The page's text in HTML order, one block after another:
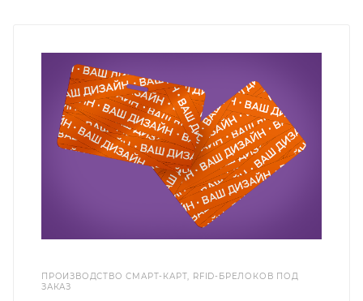
ПРОИЗВОДСТВО СМАРТ-КАРТ, RFID-БРЕЛОКОВ ПОД
ЗАКАЗ